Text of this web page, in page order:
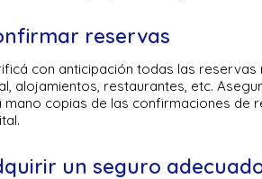
reservas
con anticipación todas las
alojamientos, restaurantes, etc.
mano copias de las confirmaciones
un seguro